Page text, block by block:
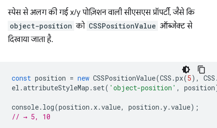
स्पेस से अलग की गई x/y पोज़िशन वाली सीएसएस प्रॉपर्टी, जैसे कि
object-position को CSSPositionValue ऑब्जेक्ट से
दिखाया जाता है.
const position = new CSSPositionValue(CSS .px(5), CSS
el .attributeStyleMap . set( 'object-position' , position
console. log(position . x.value, position .y.value);
// → 5, 10